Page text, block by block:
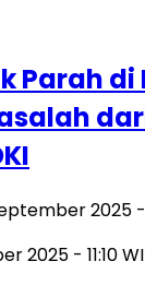
Parah di
2025 -
2025 - 11:10